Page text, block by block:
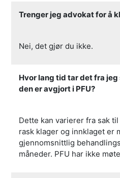
Trenger jeg advokat for å
Nei, det gjør du ikke.
Hvor lang tid tar det fra
den er avgjort i PFU?
Dette kan varierer fra sak
rask klager og innklaget er
gjennomsnittlig
måneder. PFU har ikke